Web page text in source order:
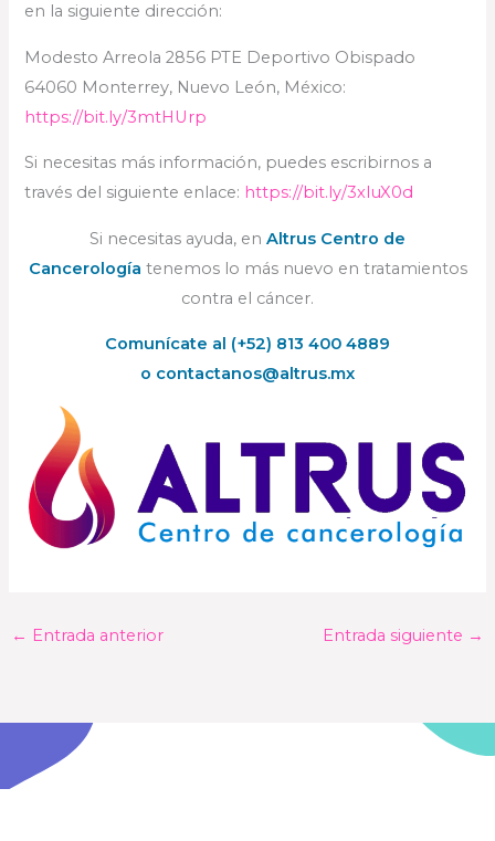
en la siguiente dirección:
Modesto Arreola 2856 PTE Deportivo Obispado
64060 Monterrey, Nuevo León, México:
https://bit.ly/3mtHUrp
Si necesitas más información, puedes escribirnos a
través del siguiente enlace: https://bit.ly/3xIuX0d
Si necesitas ayuda, en Altrus Centro de
Cancerología tenemos lo más nuevo en tratamientos
contra el cáncer.
Comunícate al (+52) 813 400 4889
o contactanos@altrus.mx
← Entrada anterior Entrada siguiente →